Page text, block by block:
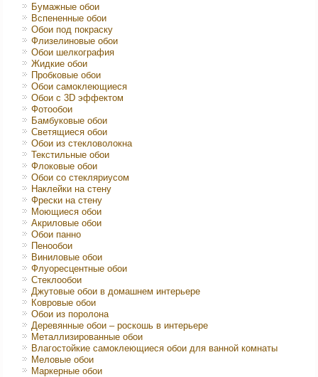
Бумажные обои
Вспененные обои
Обои под покраску
Флизелиновые обои
Обои шелкография
Жидкие обои
Пробковые обои
Обои самоклеющиеся
Обои с 3D эффектом
Фотообои
Бамбуковые обои
Светящиеся обои
Обои из стекловолокна
Текстильные обои
Флоковые обои
Обои со стекляриусом
Наклейки на стену
Фрески на стену
Моющиеся обои
Акриловые обои
Обои панно
Пенообои
Виниловые обои
Флуоресцентные обои
Стеклообои
Джутовые обои в домашнем интерьере
Ковровые обои
Обои из поролона
Деревянные обои – роскошь в интерьере
Металлизированные обои
Влагостойкие самоклеющиеся обои для ванной комнаты
Меловые обои
Маркерные обои